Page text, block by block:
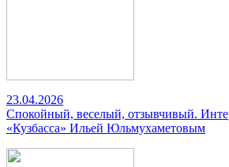
23.04.2026
Спокойный, веселый, отзывчивый.
«Кузбасса» Ильей Юльмухаметовым